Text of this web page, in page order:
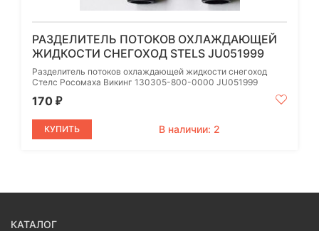
РАЗДЕЛИТЕЛЬ ПОТОКОВ ОХЛАЖДАЮЩЕЙ
ЖИДКОСТИ СНЕГОХОД STELS JU051999
Разделитель потоков охлаждающей жидкости снегоход
Стелс Росомаха Викинг 130305-800-0000 JU051999
170 ₽
КУПИТЬ В наличии: 2
КАТАЛОГ